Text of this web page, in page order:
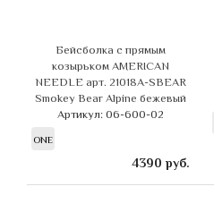
Бейсболка с прямым
козырьком AMERICAN
NEEDLE арт. 21018A-SBEAR
Smokey Bear Alpine бежевый
Артикул: 06-600-02
ONE
4390 руб.